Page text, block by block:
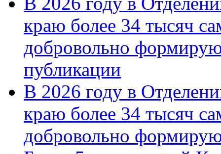
краю более 34 тысяч
добровольно
публикации
В 2026 году в
краю более 34 тысяч
добровольно